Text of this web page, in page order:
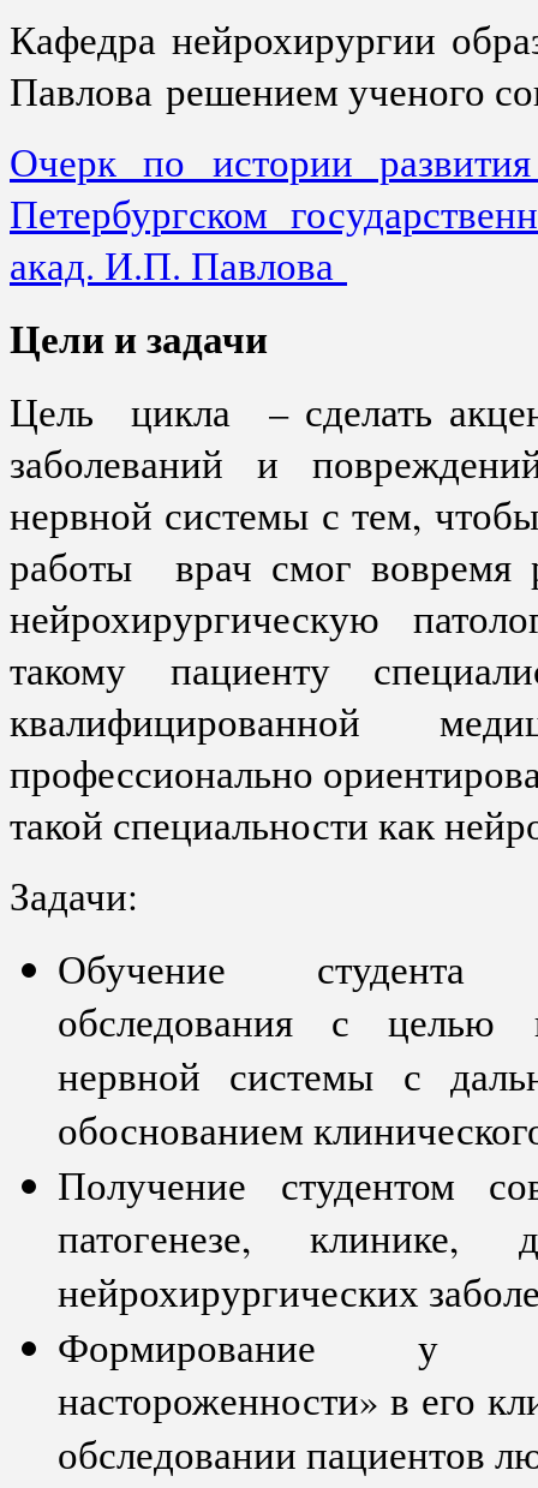
Кафедра нейрохирургии
Павлова решением ученого
Очерк по истории
Петербургском
акад. И.П. Павлова
Цели и задачи
Цель цикла – сделать
заболеваний и
нервной системы с тем,
работы врач смог вовремя
нейрохирургическую
такому пациенту
квалифицированной
профессионально
такой специальности как
Задачи:
Обучение студента
обследования с целью
нервной системы с
обоснованием
Получение студентом
патогенезе, клинике,
нейрохирургических
Формирование у
настороженности» в его
обследовании пациентов